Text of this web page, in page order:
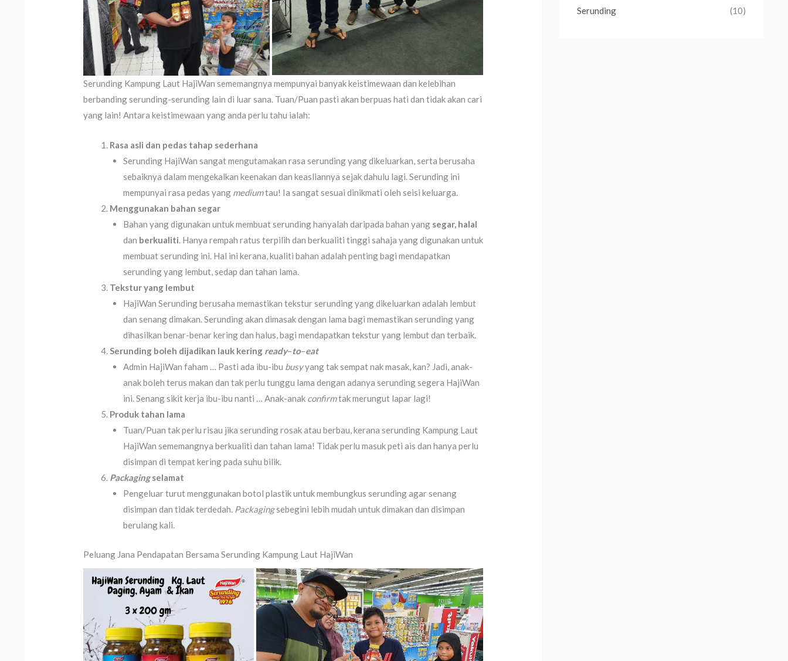
Serunding Kampung Laut HajiWan sememangnya mempunyai banyak keistimewaan dan kelebihan
berbanding serunding-serunding lain di luar sana. Tuan/Puan pasti akan berpuas hati dan tidak akan cari
yang lain! Antara keistimewaan yang anda perlu tahu ialah:
Rasa asli dan pedas tahap sederhana
Serunding HajiWan sangat mengutamakan rasa serunding yang dikeluarkan, serta berusaha
sebaiknya dalam mengekalkan keenakan dan keasliannya sejak dahulu lagi. Serunding ini
mempunyai rasa pedas yang mediumtau! Ia sangat sesuai dinikmati oleh seisi keluarga.
Menggunakan bahan segar
Bahan yang digunakan untuk membuat serunding hanyalah daripada bahan yang segar, halal
dan berkualiti. Hanya rempah ratus terpilih dan berkualiti tinggi sahaja yang digunakan untuk
membuat serunding ini. Hal ini kerana, kualiti bahan adalah penting bagi mendapatkan
serunding yang lembut, sedap dan tahan lama.
Tekstur yang lembut
HajiWan Serunding berusaha memastikan tekstur serunding yang dikeluarkan adalah lembut
dan senang dimakan. Serunding akan dimasak dengan lama bagi memastikan serunding yang
dihasilkan benar-benar kering dan halus, bagi mendapatkan tekstur yang lembut dan terbaik.
Serunding boleh dijadikan lauk kering ready–to–eat
Admin HajiWan faham … Pasti ada ibu-ibu busyyang tak sempat nak masak, kan? Jadi, anak-
anak boleh terus makan dan tak perlu tunggu lama dengan adanya serunding segera HajiWan
ini. Senang sikit kerja ibu-ibu nanti … Anak-anak confirmtak merungut lapar lagi!
Produk tahan lama
Tuan/Puan tak perlu risau jika serunding rosak atau berbau, kerana serunding Kampung Laut
HajiWan sememangnya berkualiti dan tahan lama! Tidak perlu masuk peti ais dan hanya perlu
disimpan di tempat kering pada suhu bilik.
Packagingselamat
Pengeluar turut menggunakan botol plastik untuk membungkus serunding agar senang
disimpan dan tidak terdedah. Packagingsebegini lebih mudah untuk dimakan dan disimpan
berulang kali.
Peluang Jana Pendapatan Bersama Serunding Kampung Laut HajiWan
Serunding (10)